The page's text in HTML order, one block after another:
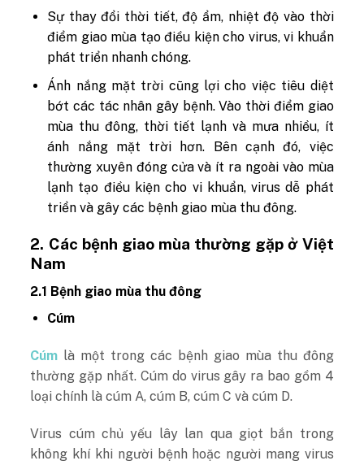
Sự thay đổi thời tiết, độ ẩm, nhiệt độ vào thời
điểm giao mùa tạo điều kiện cho virus, vi khuẩn
phát triển nhanh chóng.
Ánh nắng mặt trời cũng lợi cho việc tiêu diệt
bớt các tác nhân gây bệnh. Vào thời điểm giao
mùa thu đông, thời tiết lạnh và mưa nhiều, ít
ánh nắng mặt trời hơn. Bên cạnh đó, việc
thường xuyên đóng cửa và ít ra ngoài vào mùa
lạnh tạo điều kiện cho vi khuẩn, virus dễ phát
triển và gây các bệnh giao mùa thu đông.
2. Các bệnh giao mùa thường gặp ở Việt
Nam
2.1 Bệnh giao mùa thu đông
Cúm
Cúm là một trong các bệnh giao mùa thu đông
thường gặp nhất. Cúm do virus gây ra bao gồm 4
loại chính là cúm A, cúm B, cúm C và cúm D.
Virus cúm chủ yếu lây lan qua giọt bắn trong
không khí khi người bệnh hoặc người mang virus